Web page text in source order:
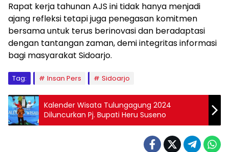
Rapat kerja tahunan AJS ini tidak hanya menjadi
ajang refleksi tetapi juga penegasan komitmen
bersama untuk terus berinovasi dan beradaptasi
dengan tantangan zaman, demi integritas informasi
bagi masyarakat Sidoarjo.
Tag: Insan Pers Sidoarjo
Kalender Wisata Tulungagung 2024
Diluncurkan Pj. Bupati Heru Suseno